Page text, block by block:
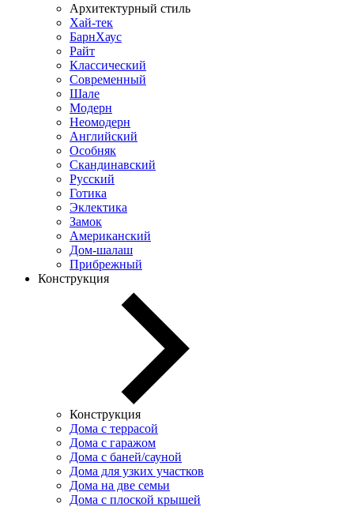
Архитектурный стиль
Хай-тек
БарнХаус
Райт
Классический
Современный
Шале
Модерн
Неомодерн
Английский
Особняк
Скандинавский
Русский
Готика
Эклектика
Замок
Американский
Дом-шалаш
Прибрежный
Конструкция
Конструкция
Дома с террасой
Дома с гаражом
Дома с баней/сауной
Дома для узких участков
Дома на две семьи
Дома с плоской крышей